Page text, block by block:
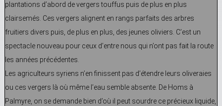
plantations d’abord de vergers touffus puis de plus en plus
clairsemés. Ces vergers alignent en rangs parfaits des arbres
fruitiers divers puis, de plus en plus, des jeunes oliviers. C’est un
spectacle nouveau pour ceux d’entre nous qui n’ont pas fait la route
les années précédentes.
Les agriculteurs syriens n’en finissent pas d’étendre leurs oliveraies
ou ces vergers là où même l’eau semble absente. De Homs à
Palmyre, on se demande bien d’où il peut sourdre ce précieux liquide,